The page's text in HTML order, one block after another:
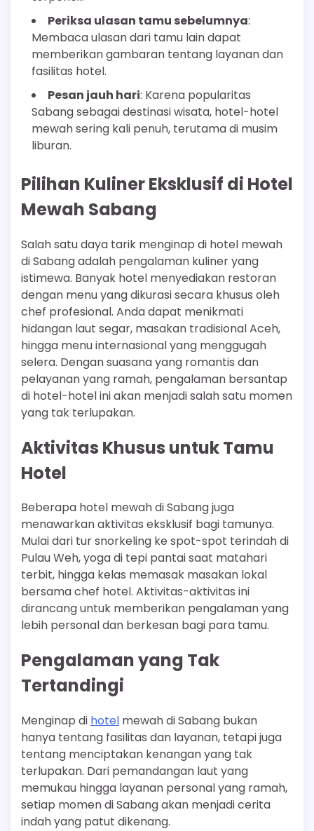
Periksa ulasan tamu sebelumnya:
Membaca ulasan dari tamu lain dapat
memberikan gambaran tentang layanan dan
fasilitas hotel.
Pesan jauh hari: Karena popularitas
Sabang sebagai destinasi wisata, hotel-hotel
mewah sering kali penuh, terutama di musim
liburan.
Pilihan Kuliner Eksklusif di Hotel
Mewah Sabang
Salah satu daya tarik menginap di hotel mewah
di Sabang adalah pengalaman kuliner yang
istimewa. Banyak hotel menyediakan restoran
dengan menu yang dikurasi secara khusus oleh
chef profesional. Anda dapat menikmati
hidangan laut segar, masakan tradisional Aceh,
hingga menu internasional yang menggugah
selera. Dengan suasana yang romantis dan
pelayanan yang ramah, pengalaman bersantap
di hotel-hotel ini akan menjadi salah satu momen
yang tak terlupakan.
Aktivitas Khusus untuk Tamu
Hotel
Beberapa hotel mewah di Sabang juga
menawarkan aktivitas eksklusif bagi tamunya.
Mulai dari tur snorkeling ke spot-spot terindah di
Pulau Weh, yoga di tepi pantai saat matahari
terbit, hingga kelas memasak masakan lokal
bersama chef hotel. Aktivitas-aktivitas ini
dirancang untuk memberikan pengalaman yang
lebih personal dan berkesan bagi para tamu.
Pengalaman yang Tak
Tertandingi
Menginap di hotel mewah di Sabang bukan
hanya tentang fasilitas dan layanan, tetapi juga
tentang menciptakan kenangan yang tak
terlupakan. Dari pemandangan laut yang
memukau hingga layanan personal yang ramah,
setiap momen di Sabang akan menjadi cerita
indah yang patut dikenang.